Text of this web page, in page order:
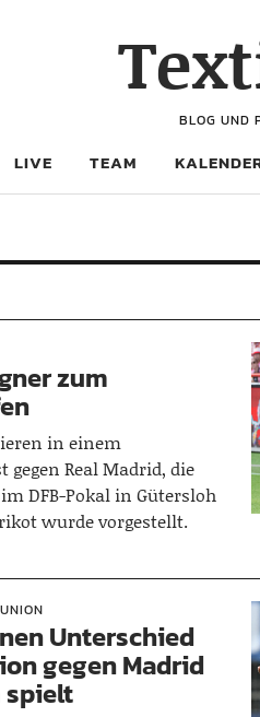
BLOG UND
LIVE TEAM
zum
in einem
gegen Real Madrid, die
DFB-Pokal in Gütersloh
wurde vorgestellt.
Unterschied
gegen Madrid
spielt